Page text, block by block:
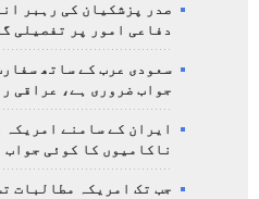
صدر پزشکیان کی رہبر
دفاعی امور پر تفصیلی
سعودی عرب کے ساتھ
جواب ضروری ہے، عراقی
ایران کے سامنے
ناکامیوں کا کوئی
جب تک امریکہ مطالبات